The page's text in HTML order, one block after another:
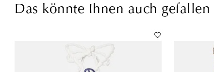
Das könnte Ihnen auch gefallen